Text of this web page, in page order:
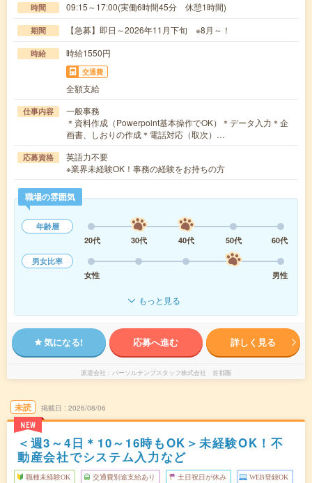
時間 09:15～17:00(実働6時間45分 休憩1時間)
期間 【急募】即日～2026年11月下旬 ※8月～！
時給 時給1550円
交通費
全額支給
仕事内容
一般事務
＊資料作成（Powerpoint基本操作でOK）＊データ入力＊企
画書、しおりの作成＊電話対応（取次）…
応募資格
英語力不要
※業界未経験OK！事務の経験をお持ちの方
職場の雰囲気
年齢層
20代
30代 40代 50代
60代
男女比率
女性
男性
もっと見る
気になる! 応募へ進む 詳しく見る
派遣会社 パーソルテンプスタッフ株式会社 首都圏
未読
NEW
掲載日 2026/08/06
＜週3～4日＊10～16時もOK＞未経験OK！不
動産会社でシステム入力など
職種未経験OK 交通費別途支給あり 土日祝日が休み WEB登録OK